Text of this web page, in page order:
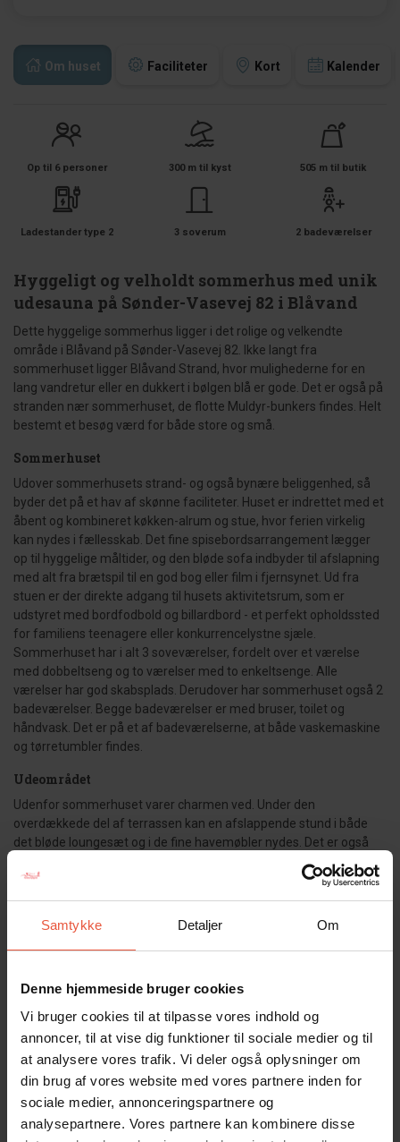
Samtykke Detaljer Om
Denne hjemmeside bruger cookies
Vi bruger cookies til at tilpasse vores indhold og
annoncer, til at vise dig funktioner til sociale medier og til
at analysere vores trafik. Vi deler også oplysninger om
din brug af vores website med vores partnere inden for
sociale medier, annonceringspartnere og
analysepartnere. Vores partnere kan kombinere disse
Om huset Faciliteter Kort Kalender
Op til 6 personer 300 m til kyst 505 m til butik
Ladestander type 2 3 soverum 2 badeværelser
Hyggeligt og velholdt sommerhus med unik
udesauna på Sønder-Vasevej 82 i Blåvand
Dette hyggelige sommerhus ligger i det rolige og velkendte
område i Blåvand på Sønder-Vasevej 82. Ikke langt fra
sommerhuset ligger Blåvand Strand, hvor mulighederne for en
lang vandretur eller en dukkert i bølgen blå er gode. Det er også på
stranden nær sommerhuset, de flotte Muldyr-bunkers findes. Helt
bestemt et besøg værd for både store og små.
Sommerhuset
Udover sommerhusets strand- og også bynære beliggenhed, så
byder det på et hav af skønne faciliteter. Huset er indrettet med et
åbent og kombineret køkken-alrum og stue, hvor ferien virkelig
kan nydes i fællesskab. Det fine spisebordsarrangement lægger
op til hyggelige måltider, og den bløde sofa indbyder til afslapning
med alt fra brætspil til en god bog eller film i fjernsynet. Ud fra
stuen er der direkte adgang til husets aktivitetsrum, som er
udstyret med bordfodbold og billardbord - et perfekt opholdssted
for familiens teenagere eller konkurrencelystne sjæle.
Sommerhuset har i alt 3 soveværelser, fordelt over et værelse
med dobbeltseng og to værelser med to enkeltsenge. Alle
værelser har god skabsplads. Derudover har sommerhuset også 2
badeværelser. Begge badeværelser er med bruser, toilet og
håndvask. Det er på et af badeværelserne, at både vaskemaskine
og tørretumbler findes.
Udeområdet
Udenfor sommerhuset varer charmen ved. Under den
overdækkede del af terrassen kan en afslappende stund i både
det bløde loungesæt og i de fine havemøbler nydes. Det er også
muligt at lave en skøn grillaften, som frit kan vare hele aftenen på
en sommerdag, uden at duggens fald vil genere. På terrassen
findes også indbydende solstole samt en helt unik sauna. Denne
sauna ligger perfekt placeret i forhold til terrassen og den skønne
omkringliggende natur. Inde fra saunaen kan naturen nemlig
nydes gennem det store glasparti, som fylder hele endevæggen.
Gæsterne siger
4,7 • 32 Bedømmelser